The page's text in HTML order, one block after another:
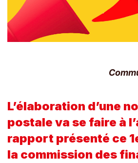
L’élaboration d’une
postale va se faire à
rapport présenté ce
la commission des